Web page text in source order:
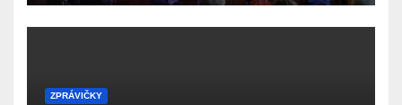
ZPRÁVIČKY